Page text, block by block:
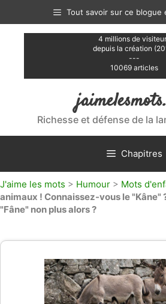
contenu
Tout savoir sur ce blogue
4 millions de
depuis la création
---
10069 articles
Richesse et défense de la
Chapitres
J'aime les mots > Humour > Mots
animaux ! Connaissez-vous le "Kâne"
"Fâne" non plus alors ?